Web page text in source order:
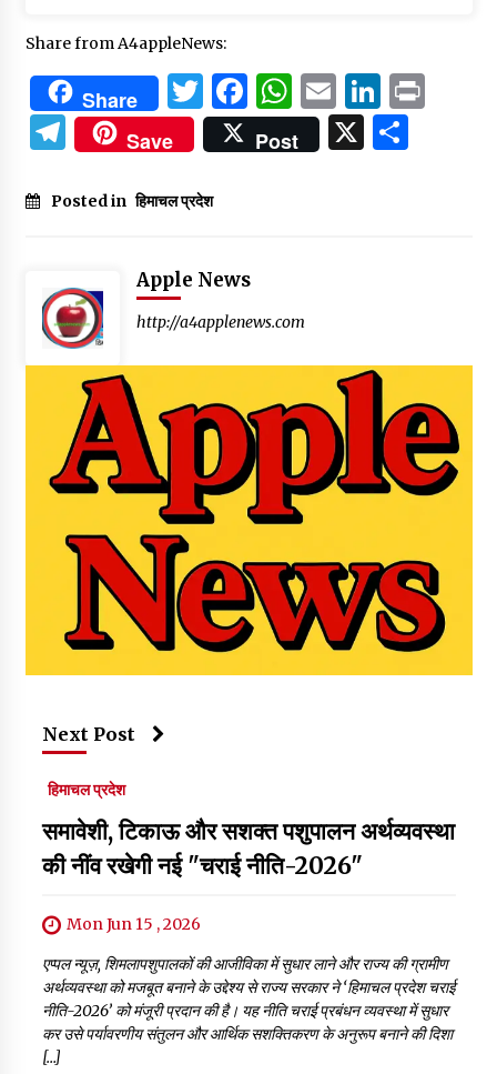
Share from A4appleNews:
Share Twitter
Facebook
WhatsApp
Email
Telegram
Save Post X
Posted in हिमाचल प्रदेश
Apple News
http://a4applenews.com
Next Post
हिमाचल प्रदेश
समावेशी, टिकाऊ और सशक्त पशुपालन अर्थव्यवस्था
की नींव रखेगी नई "चराई नीति-2026"
Mon Jun 15 , 2026
एप्पल न्यूज़, शिमलापशुपालकों की आजीविका में सुधार लाने और राज्य की ग्रामीण
अर्थव्यवस्था को मजबूत बनाने के उद्देश्य से राज्य सरकार ने ‘हिमाचल प्रदेश चराई
नीति-2026’ को मंजूरी प्रदान की है। यह नीति चराई प्रबंधन व्यवस्था में सुधार
कर उसे पर्यावरणीय संतुलन और आर्थिक सशक्तिकरण के अनुरूप बनाने की दिशा
[…]